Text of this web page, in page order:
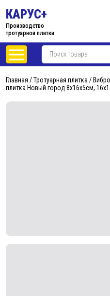
КАРУС+
Производство
тротуарной плитки
Главная /Тротуарная плитка /
плитка Новый город 8х16х5см,